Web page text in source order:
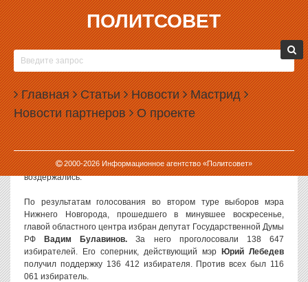
ПОЛИТСОВЕТ
Главная Статьи Новости Мастрид
Новости партнеров О проекте
2000-2026Информационное агентство «Политсовет»
02.10.2002, 10:11
НОВЫЙ МЭР НИЖНЕГО
Избирательная комиссия Нижнего Новгорода во вторник приняла
постановление, в котором утвердила результаты голосования во
втором туре выборов мэра города и подвела официальные итоги
выборов в целом.
Как передает РИА «Новости», за это решение проголосовали
девять членов горизбиркома, трое были против, еще двое –
воздержались.
По результатам голосования во втором туре выборов мэра
Нижнего Новгорода, прошедшего в минувшее воскресенье,
главой областного центра избран депутат Государственной Думы
РФ
Вадим Булавинов. За него проголосовали 138 647
избирателей. Его соперник, действующий мэр
Юрий Лебедев
получил поддержку 136 412 избирателя. Против всех был 116
061 избиратель.